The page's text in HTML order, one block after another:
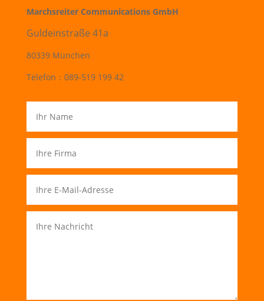
Marchsreiter Communications GmbH
Guldeinstraße 41a
80339 München
Telefon：089-519 199 42